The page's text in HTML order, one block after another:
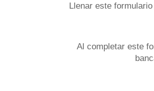
Llenar este
Al completar este